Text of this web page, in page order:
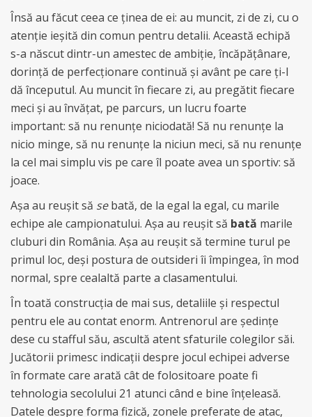
Însă au făcut ceea ce ținea de ei: au muncit, zi de zi, cu o
atenție ieșită din comun pentru detalii. Această echipă
s-a născut dintr-un amestec de ambiție, încăpățânare,
dorință de perfecționare continuă și avânt pe care ți-l
dă începutul. Au muncit în fiecare zi, au pregătit fiecare
meci și au învățat, pe parcurs, un lucru foarte
important: să nu renunțe niciodată! Să nu renunțe la
nicio minge, să nu renunțe la niciun meci, să nu renunțe
la cel mai simplu vis pe care îl poate avea un sportiv: să
joace.
Așa au reușit să sebată, de la egal la egal, cu marile
echipe ale campionatului. Așa au reușit să bată marile
cluburi din România. Așa au reușit să termine turul pe
primul loc, deși postura de outsideri îi împingea, în mod
normal, spre cealaltă parte a clasamentului.
În toată construcția de mai sus, detaliile și respectul
pentru ele au contat enorm. Antrenorul are ședințe
dese cu stafful său, ascultă atent sfaturile colegilor săi.
Jucătorii primesc indicații despre jocul echipei adverse
în formate care arată cât de folositoare poate fi
tehnologia secolului 21 atunci când e bine înțeleasă.
Datele despre forma fizică, zonele preferate de atac,